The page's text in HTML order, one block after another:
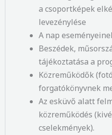
a csoportképek
levezénylése
A nap
Beszédek,
tájékoztatása a
Közreműködők
forgatókönyvnek
Az esküvő alatt
közreműködés
cselekmények).